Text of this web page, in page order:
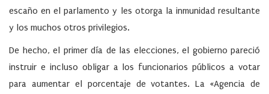
escaño en el parlamento y les otorga la inmunidad resultante
y los muchos otros privilegios.
De hecho, el primer día de las elecciones, el gobierno pareció
instruir e incluso obligar a los funcionarios públicos a votar
para aumentar el porcentaje de votantes. La «Agencia de